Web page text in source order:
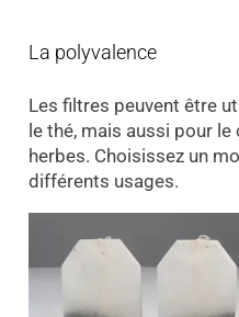
La polyvalence
Les filtres peuvent être
le thé, mais aussi pour
herbes. Choisissez un
différents usages.